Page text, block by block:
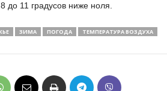
до 11 градусов ниже ноля.
ЗИМА ПОГОДА
ТЕМПЕРАТУРА ВОЗДУХА